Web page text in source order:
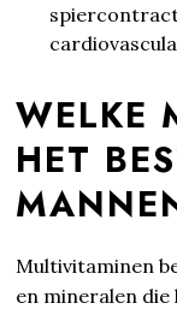
WELKE
HET
Multivitaminen
en mineralen